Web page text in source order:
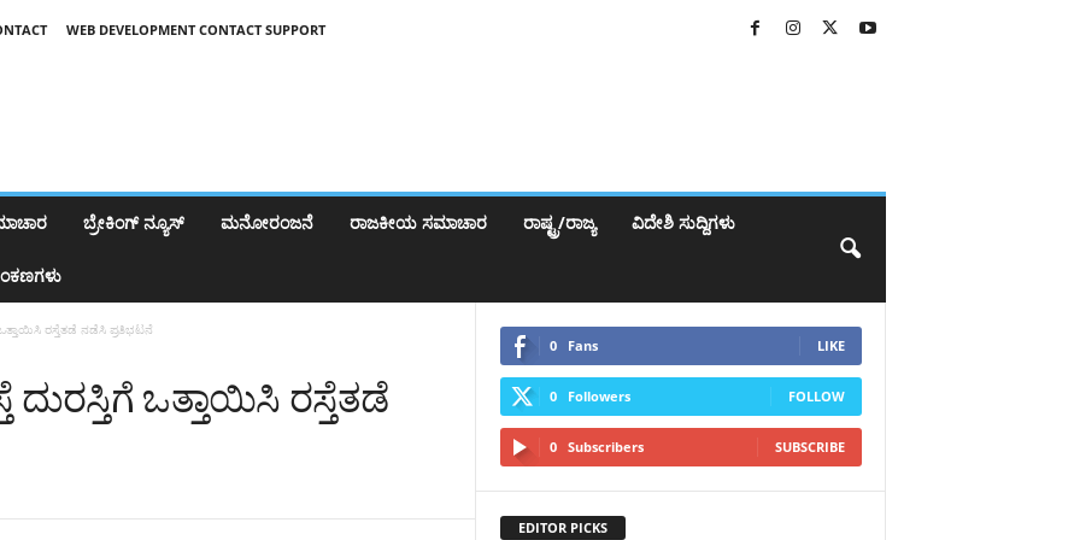
WEB DEVELOPMENT CONTACT SUPPORT
ಬ್ರೇಕಿಂಗ್‌ ನ್ಯೂಸ್ ಮನೋರಂಜನೆ ರಾಜಕೀಯ ಸಮಾಚಾರ ರಾಷ್ಟ್ರ/ರಾಜ್ಯ ವಿದೇಶಿ ಸುದ್ದಿಗಳು
ರಸ್ತೆತಡೆ ನಡೆಸಿ ಪ್ರತಿಭಟನೆ
ಒತ್ತಾಯಿಸಿ ರಸ್ತೆತಡೆ
0 Fans LIKE
0 Followers FOLLOW
0 Subscribers SUBSCRIBE
EDITOR PICKS